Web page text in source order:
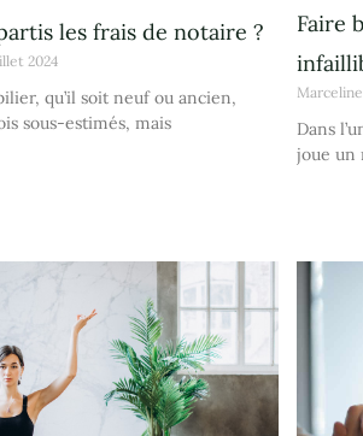
les frais de notaire ?
2024
qu’il soit neuf ou ancien,
sous-estimés, mais
Faire
Dans
joue un